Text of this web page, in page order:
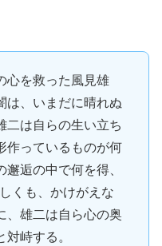
心を救った風見雄
は、いまだに晴れぬ
二は自らの生い立ち
作っているものが何
逅の中で何を得、
くも、かけがえな
、雄二は自ら心の奥
峙する。